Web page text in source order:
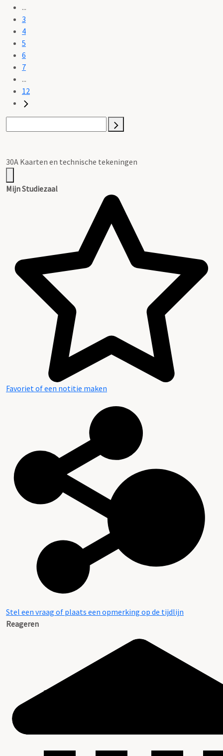
...
3
4
5
6
7
...
12
30A Kaarten en technische tekeningen
Mijn Studiezaal
Favoriet of een notitie maken
Stel een vraag of plaats een opmerking op de tijdlijn
Reageren